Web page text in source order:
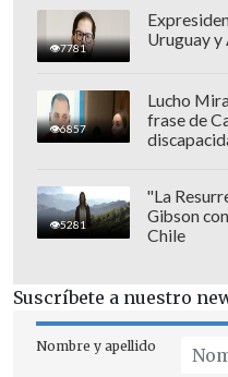
7781
Uruguay y
6857
Lucho
frase de
5281
"La
Gibson
Chile
Suscríbete a nuestro
Nombre y apellido